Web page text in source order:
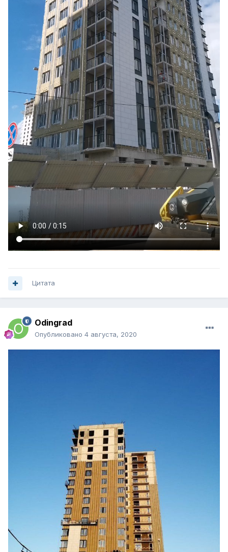
Цитата
Odingrad
Опубликовано 4 августа, 2020